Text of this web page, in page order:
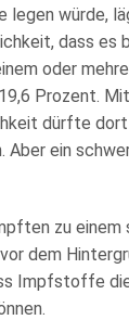
legen würde,
dass es
oder
Prozent.
dürfte dort
Aber ein
zu
dem
Impfstoffe